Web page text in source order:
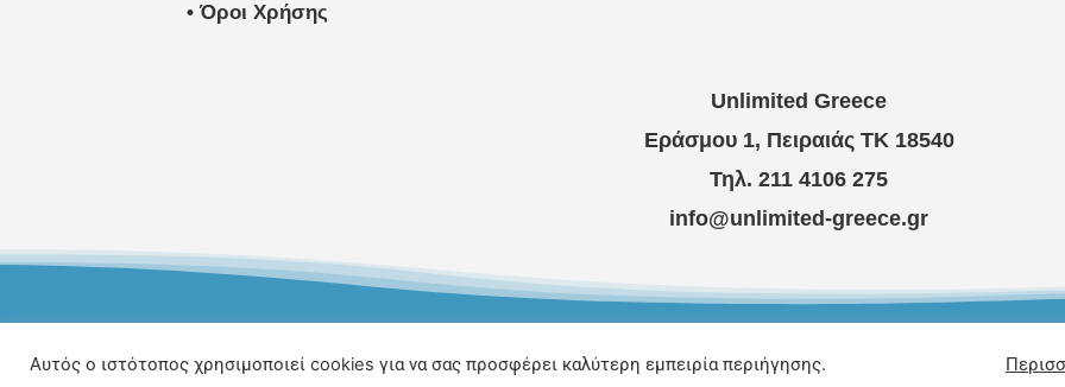
• Όροι Χρήσης
Unlimited Greece
Εράσμου 1, Πειραιάς ΤΚ 18540
Τηλ. 211 4106 275
info@unlimited-greece.gr
Αυτός ο ιστότοπος χρησιμοποιεί cookies για να σας προσφέρει καλύτερη εμπειρία περιήγησης.